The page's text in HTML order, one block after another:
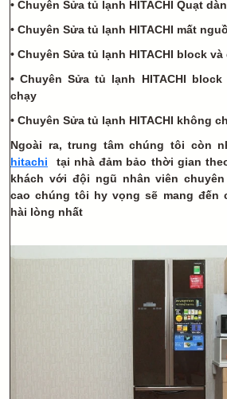
• Chuyên Sửa tủ lạnh HITACHI Quạt
• Chuyên Sửa tủ lạnh HITACHI mất
• Chuyên Sửa tủ lạnh HITACHI block
•ChuyênSửa tủ lạnh HITACHI
chạy
• Chuyên Sửa tủ lạnh HITACHI không
Ngoài ra, trung tâm chúng tôi còn
hitachi tại nhà đảm bảo thời gian
khách với đội ngũ nhân viên
cao chúng tôi hy vọng sẽ mang đến
hài lòng nhất